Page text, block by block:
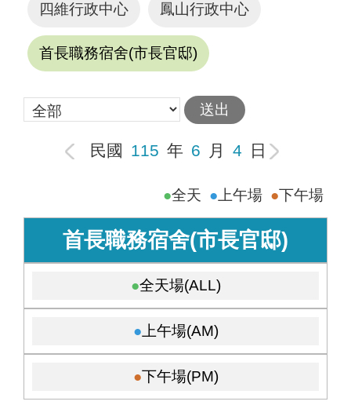
四維行政中心 鳳山行政中心
首長職務宿舍(市長官邸)
民國 115 年 6 月 4 日
全天 上午場 下午場
首長職務宿舍(市長官邸)
全天場(ALL)
上午場(AM)
下午場(PM)